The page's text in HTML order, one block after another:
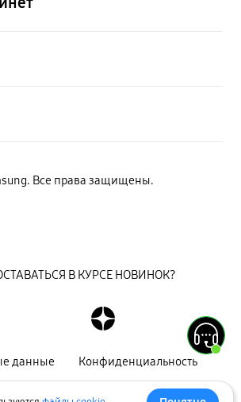
Все права защищены.
данные Конфиденциальность
В КУРСЕ НОВИНОК?